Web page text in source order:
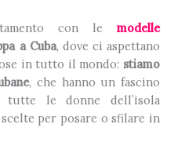
con le modelle
a Cuba, dove ci aspettano
in tutto il mondo: stiamo
, che hanno un fascino
tutte le donne dell’isola
per posare o sfilare in